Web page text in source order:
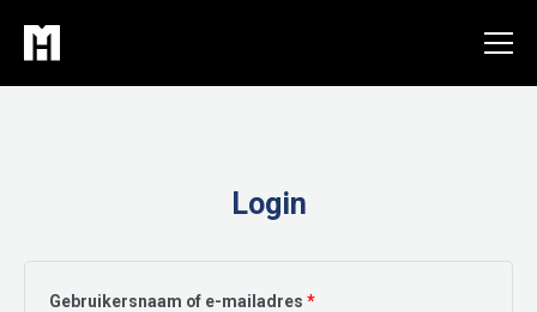
naar
de
Login
Gebruikersnaam of e-mailadres *Vereist